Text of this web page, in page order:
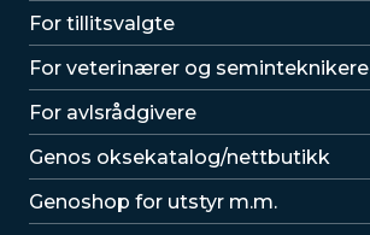
For tillitsvalgte
For veterinærer og seminteknikere
For avlsrådgivere
Lenker
Genos oksekatalog/nettbutikk
Genoshop for utstyr m.m.